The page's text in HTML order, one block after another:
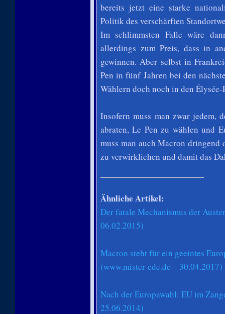
bereits jetzt eine starke
Politik des verschärften
Im schlimmsten Falle wäre
allerdings zum Preis, dass in
gewinnen. Aber selbst in
Pen in fünf Jahren bei den
Wählern doch noch in den
Insofern muss man zwar jedem,
abraten, Le Pen zu wählen und
muss man auch Macron
zu verwirklichen und damit das
Ähnliche Artikel:
Der fatale Mechanismus der
06.02.2015)
Macron steht für ein geeintes
(www.mister-ede.de – 30.04.2017)
Nach der Europawahl: EU im
25.06.2014)